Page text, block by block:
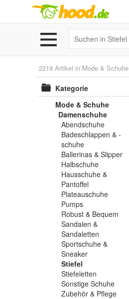
2218 Artikel in Mode & Schuhe
Kategorie
Mode & Schuhe
Damenschuhe
Abendschuhe
Badeschlappen & -
schuhe
Ballerinas & Slipper
Halbschuhe
Hausschuhe &
Pantoffel
Plateauschuhe
Pumps
Robust & Bequem
Sandalen &
Sandaletten
Sportschuhe &
Sneaker
Stiefel
Stiefeletten
Sonstige Schuhe
Zubehör & Pflege